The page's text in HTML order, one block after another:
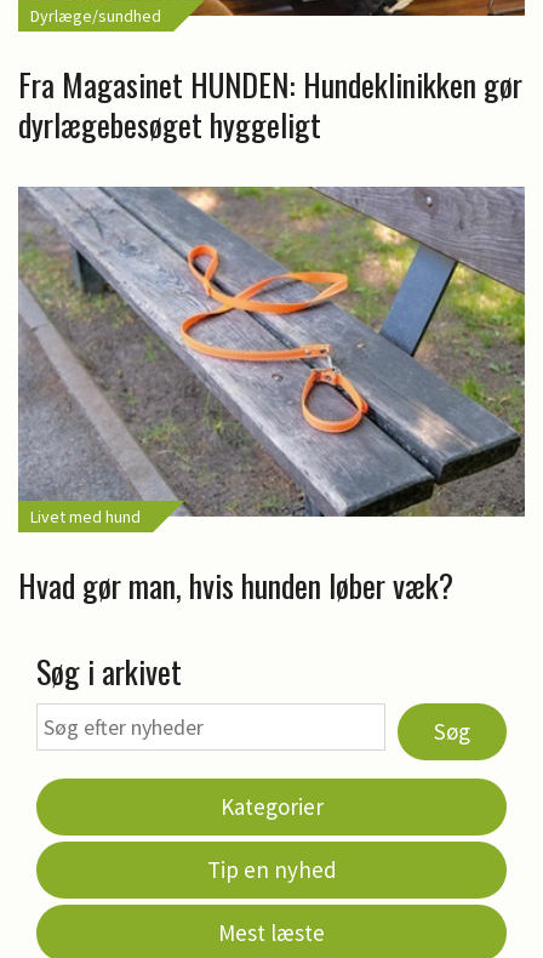
Dyrlæge/sundhed
Fra Magasinet HUNDEN: Hundeklinikken gør
dyrlægebesøget hyggeligt
Livet med hund
Hvad gør man, hvis hunden løber væk?
Søg i arkivet
Søg
Kategorier
Tip en nyhed
Mest læste